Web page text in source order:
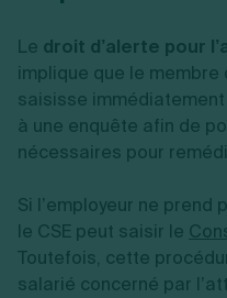
Le droit d’alerte pour
implique que le membre
saisisse immédiatement
à une enquête afin de
nécessaires pour
Si l’employeur ne
le CSE peut saisir le
Toutefois, cette
salarié concerné par